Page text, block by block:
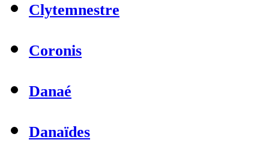
Clytemnestre
Coronis
Danaé
Danaïdes